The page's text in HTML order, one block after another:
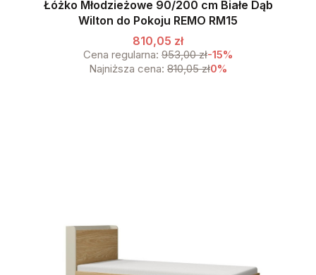
Łóżko Młodzieżowe 90/200 cm Białe Dąb
Wilton do Pokoju REMO RM15
810,05 zł
Cena regularna: 953,00 zł-15%
Najniższa cena: 810,05 zł0%